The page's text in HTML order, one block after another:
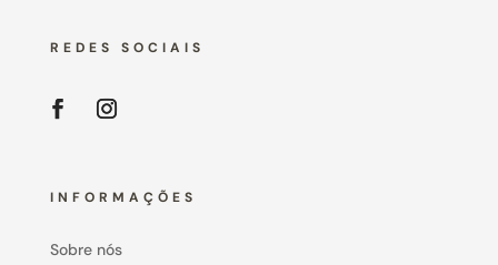
REDES SOCIAIS
INFORMAÇÕES
Sobre nós